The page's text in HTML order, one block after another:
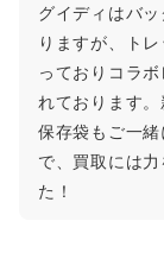
グイディはバ
りますが、ト
っておりコラ
れております。
保存袋もご一
で、買取には
た！